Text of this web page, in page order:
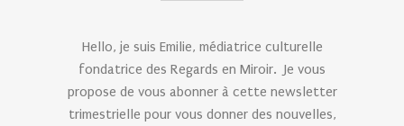
Hello, je suis Emilie, médiatrice culturelle
fondatrice des Regards en Miroir. Je vous
propose de vous abonner à cette newsletter
trimestrielle pour vous donner des nouvelles,